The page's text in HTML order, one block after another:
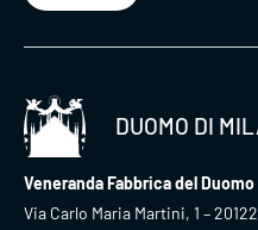
DUOMO DI
Veneranda Fabbrica del Duomo
Via Carlo Maria Martini, 1 –